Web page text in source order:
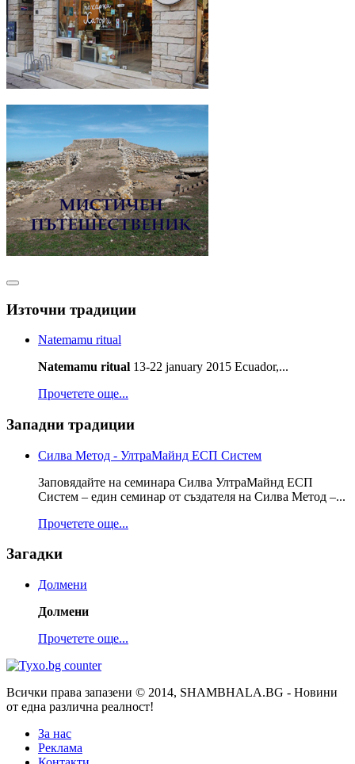
Източни традиции
Natemamu ritual
Natemamu ritual 13-22 january 2015 Ecuador,...
Прочетете още...
Западни традиции
Силва Метод - УлтраМайнд ЕСП Систем
Заповядайте на семинара Силва УлтраМайнд ЕСП
Систем – един семинар от създателя на Силва Метод –...
Прочетете още...
Загадки
Долмени
Долмени
Прочетете още...
Всички права запазени © 2014, SHAMBHALA.BG - Новини
от една различна реалност!
За нас
Реклама